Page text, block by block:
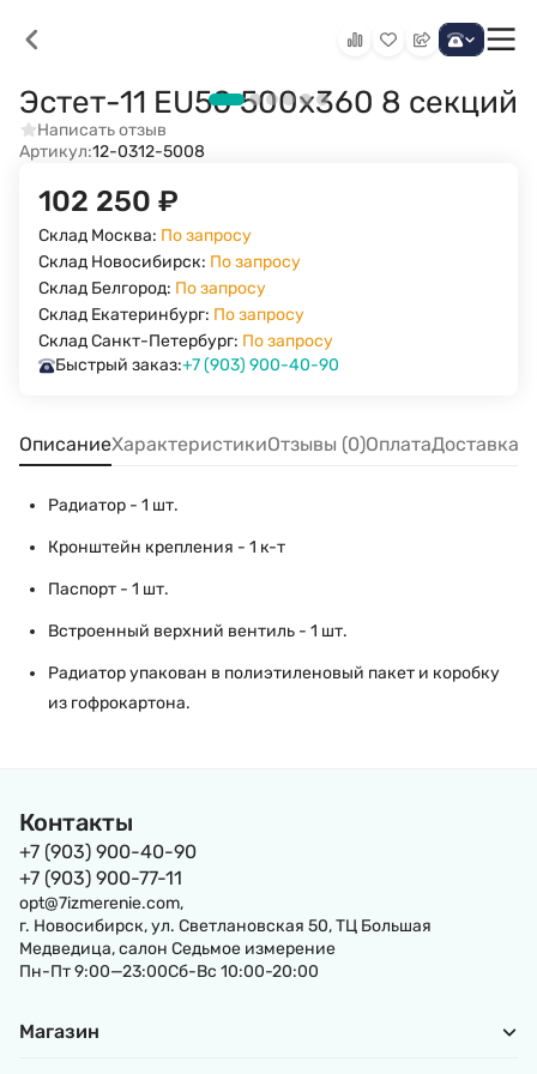
Эстет-11 EU50 500х360 8 секций
Написать отзыв
Артикул:12-0312-5008
102 250 ₽
Склад Москва: По запросу
Склад Новосибирск: По запросу
Склад Белгород: По запросу
Склад Екатеринбург: По запросу
Склад Санкт-Петербург: По запросу
Быстрый заказ:+7 (903) 900-40-90
ОписаниеХарактеристикиОтзывы (0)ОплатаДоставка
Радиатор - 1 шт.
Кронштейн крепления - 1 к-т
Паспорт - 1 шт.
Встроенный верхний вентиль - 1 шт.
Радиатор упакован в полиэтиленовый пакет и коробку
из гофрокартона.
Контакты
+7 (903) 900-40-90
+7 (903) 900-77-11
opt@7izmerenie.com,
г. Новосибирск, ул. Светлановская 50, ТЦ Большая
Медведица, салон Седьмое измерение
Пн-Пт 9:00—23:00Сб-Вс 10:00-20:00
Магазин